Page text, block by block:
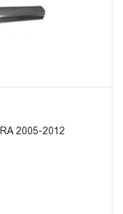
2005-2012